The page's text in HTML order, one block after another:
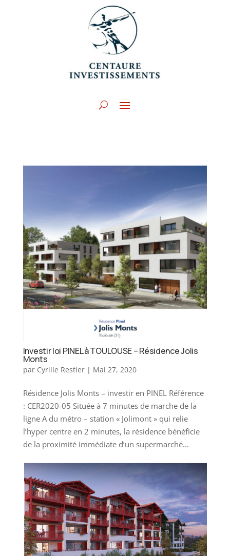
Investir loi PINEL à TOULOUSE – Résidence Jolis
Monts
par Cyrille Restier| Mai 27, 2020
Résidence Jolis Monts – investir en PINEL Référence
: CER2020-05 Située à 7 minutes de marche de la
ligne A du métro – station « Jolimont » qui relie
l’hyper centre en 2 minutes, la résidence bénéficie
de la proximité immédiate d’un supermarché...